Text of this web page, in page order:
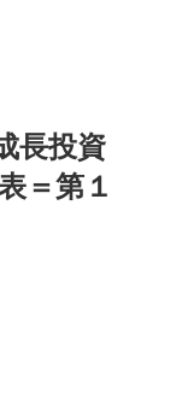
長投資
＝第１